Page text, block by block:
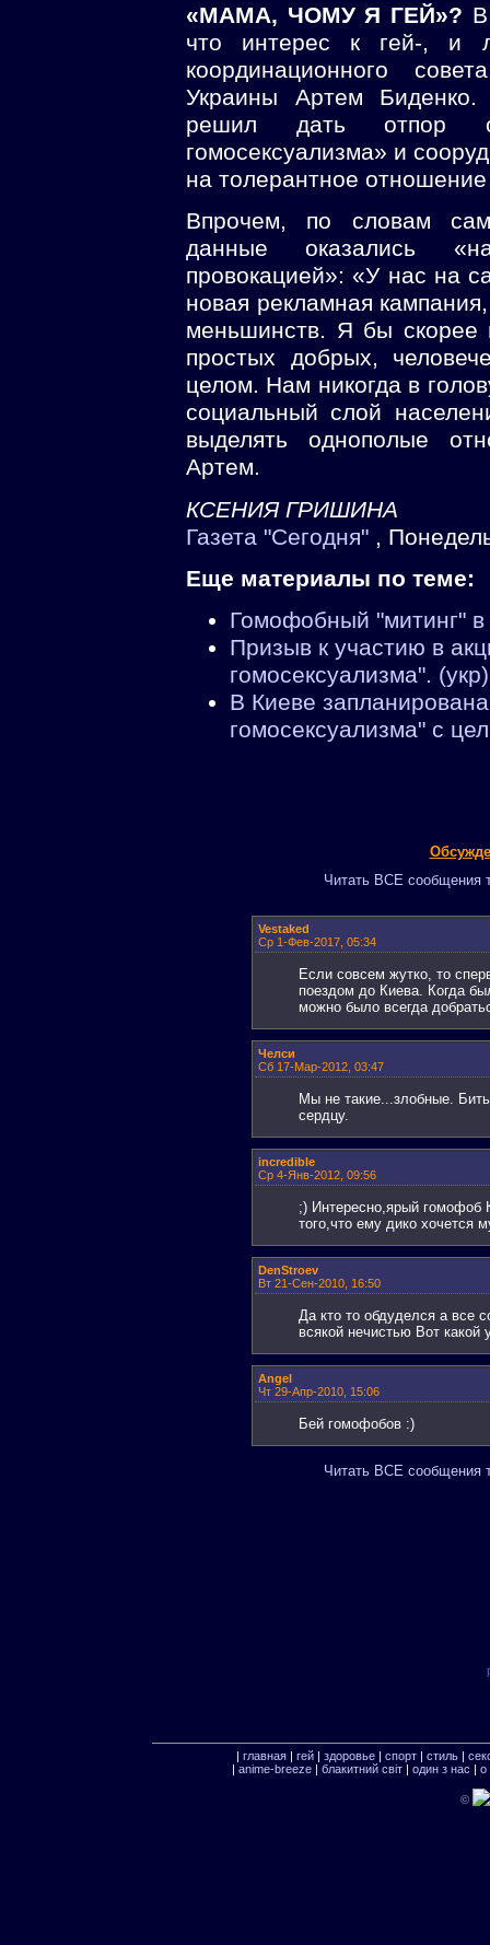
«МАМА, ЧОМУ Я ГЕЙ»?
что интерес к гей-, и
координационного
Украины Артем
решил дать отпор
гомосексуализма» и
на толерантное
Впрочем, по словам
данные оказались
провокацией»: «У нас на
новая рекламная
меньшинств. Я бы скорее
простых добрых,
целом. Нам никогда в
социальный слой
выделять однополые
Артем.
КСЕНИЯ ГРИШИНА
Газета "Сегодня" ,
Еще материалы по теме:
Гомофобный "митинг"
Призыв к участию в
гомосексуализма". (укр)
В Киеве
гомосексуализма" с
Читать ВСЕ сообщения
Vestaked
Ср 1-Фев-2017, 05:34
Если совсем жутко, то
поездом до Киева. Когда
можно было всегда
Челси
Сб 17-Мар-2012, 03:47
Мы не такие...злобные.
сердцу.
incredible
Ср 4-Янв-2012, 09:56
;) Интересно,ярый гомофоб
того,что ему дико хочется
DenStroev
Вт 21-Сен-2010, 16:50
Да кто то обдуделся а все
всякой нечистью Вот какой
Angel
Чт 29-Апр-2010, 15:06
Бей гомофобов :)
Читать ВСЕ сообщения
| главная| гей| здоровье| спорт| стиль|
| anime-breeze| блакитний свiт| один з нас | о
©